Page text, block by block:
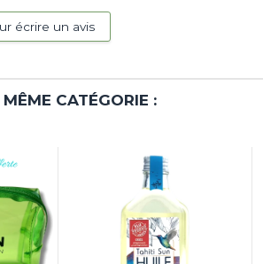
écrire un avis
CATÉGORIE :